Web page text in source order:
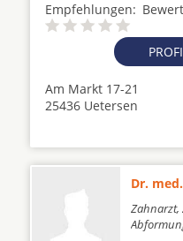
Empfehlungen:
Am Markt 17-21
25436 Uetersen
Dr.
Zahnarzt,